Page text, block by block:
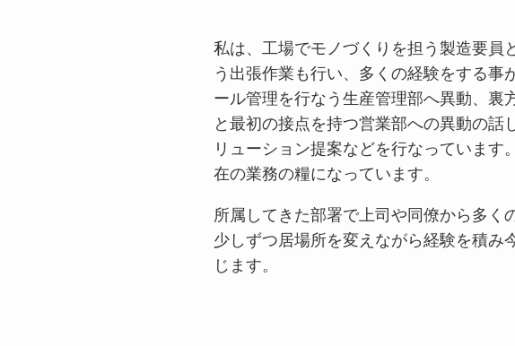
私は、工場でモノづくりを担う製造要員
う出張作業も行い、多くの経験をする事
ール管理を行なう生産管理部へ異動、裏
と最初の接点を持つ営業部への異動の話
リューション提案などを行なっていま
在の業務の糧になっています。
所属してきた部署で上司や同僚から多く
少しずつ居場所を変えながら経験を積み
じます。